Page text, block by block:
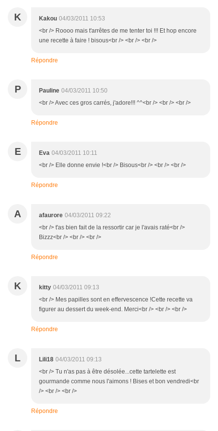
K Kakou 04/03/2011 10:53
<br /> Roooo mais t'arrêtes de me tenter toi !!! Et hop encore
une recette à faire ! bisous<br /> <br /> <br />
Répondre
P Pauline 04/03/2011 10:50
<br /> Avec ces gros carrés, j'adore!!! ^^<br /> <br /> <br />
Répondre
E Eva 04/03/2011 10:11
<br /> Elle donne envie !<br /> Bisous<br /> <br /> <br />
Répondre
A afaurore 04/03/2011 09:22
<br /> t'as bien fait de la ressortir car je l'avais raté<br />
Bizzz<br /> <br /> <br />
Répondre
K kitty 04/03/2011 09:13
<br /> Mes papilles sont en effervescence !Cette recette va
figurer au dessert du week-end. Merci<br /> <br /> <br />
Répondre
L Lili18 04/03/2011 09:13
<br /> Tu n'as pas à être désolée...cette tartelette est
gourmande comme nous l'aimons ! Bises et bon vendredi<br
/> <br /> <br />
Répondre